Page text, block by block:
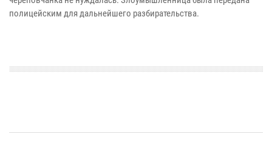
полицейским для дальнейшего разбирательства.